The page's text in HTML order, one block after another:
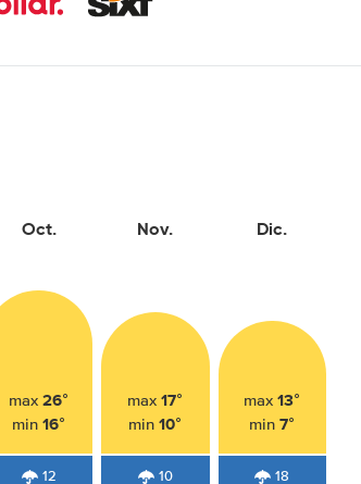
Oct.
max26°
min16°
12
Nov.
max17°
min10°
10
Dic.
max13°
min7°
18